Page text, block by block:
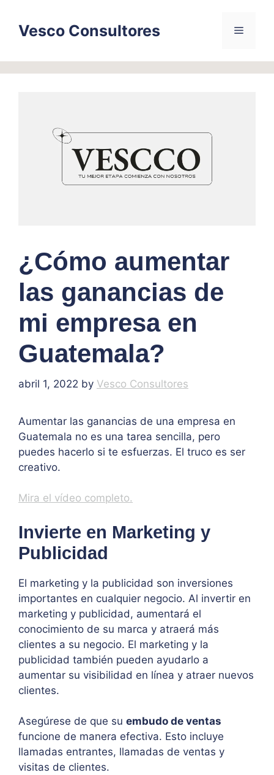
contentVesco Consultores Menu
¿Cómo aumentar
las ganancias de
mi empresa en
Guatemala?
abril 1, 2022 by Vesco Consultores
Aumentar las ganancias de una empresa en
Guatemala no es una tarea sencilla, pero
puedes hacerlo si te esfuerzas. El truco es ser
creativo.
Mira el vídeo completo.
Invierte en Marketing y
Publicidad
El marketing y la publicidad son inversiones
importantes en cualquier negocio. Al invertir en
marketing y publicidad, aumentará el
conocimiento de su marca y atraerá más
clientes a su negocio. El marketing y la
publicidad también pueden ayudarlo a
aumentar su visibilidad en línea y atraer nuevos
clientes.
Asegúrese de que su embudo de ventas
funcione de manera efectiva. Esto incluye
llamadas entrantes, llamadas de ventas y
visitas de clientes.